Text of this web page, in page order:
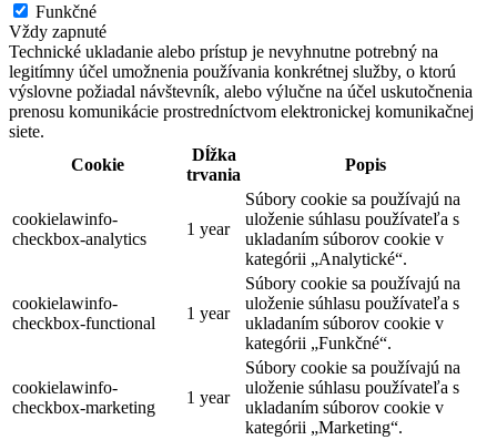
Funkčné
Vždy zapnuté
Technické ukladanie alebo prístup je nevyhnutne potrebný na
legitímny účel umožnenia používania konkrétnej služby, o ktorú
výslovne požiadal návštevník, alebo výlučne na účel uskutočnenia
prenosu komunikácie prostredníctvom elektronickej komunikačnej
siete.
Cookie
Dĺžka
trvania
Popis
cookielawinfo-
checkbox-analytics
1 year
Súbory cookie sa používajú na
uloženie súhlasu používateľa s
ukladaním súborov cookie v
kategórii „Analytické“.
cookielawinfo-
checkbox-functional
1 year
Súbory cookie sa používajú na
uloženie súhlasu používateľa s
ukladaním súborov cookie v
kategórii „Funkčné“.
cookielawinfo-
checkbox-marketing
1 year
Súbory cookie sa používajú na
uloženie súhlasu používateľa s
ukladaním súborov cookie v
kategórii „Marketing“.